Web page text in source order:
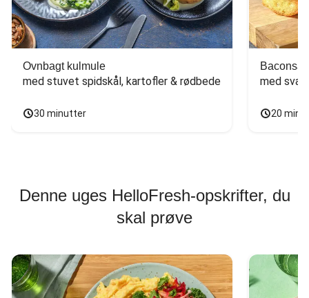
Ovnbagt kulmule
med stuvet spidskål, kartofler & rødbede
30 minutter
med
20
Denne uges HelloFresh-opskrifter, du
skal prøve